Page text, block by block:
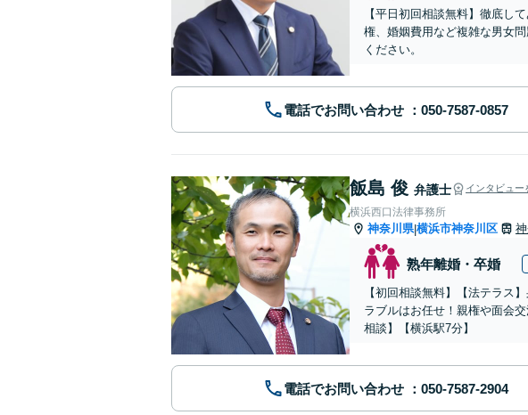
【平日初回相談無料】徹底し
権、婚姻費用など複雑な男女
ください。
電話でお問い合わせ
飯島 俊 弁護士 インタビュー
横浜西口法律事務所
神奈川県|横浜市神奈川区
熟年離婚・卒婚
【初回相談無料】【法テラス
ラブルはお任せ！親権や面会
相談】【横浜駅7分】
電話でお問い合わせ